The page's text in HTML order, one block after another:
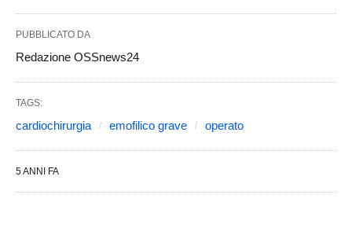
PUBBLICATO DA
Redazione OSSnews24
TAGS:
cardiochirurgia emofilico grave operato
5 ANNI FA